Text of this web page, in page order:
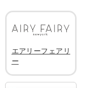
エアリーフェアリ
ー